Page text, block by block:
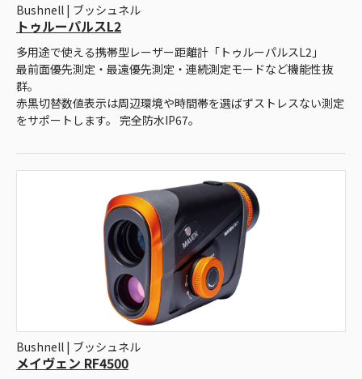
Bushnell | ブッシュネル
トゥルーパルスL2
多用途で使える携帯型レーザー距離計「トゥルーパルスL2」
最前面優先測定・最遠優先測定・連続測定モードなど機能性抜
群。
赤黒切替数値表示は周辺環境や時間帯を選ばずストレスない測定
をサポートします。 完全防水IP67。
Bushnell | ブッシュネル
メイヴェン RF4500